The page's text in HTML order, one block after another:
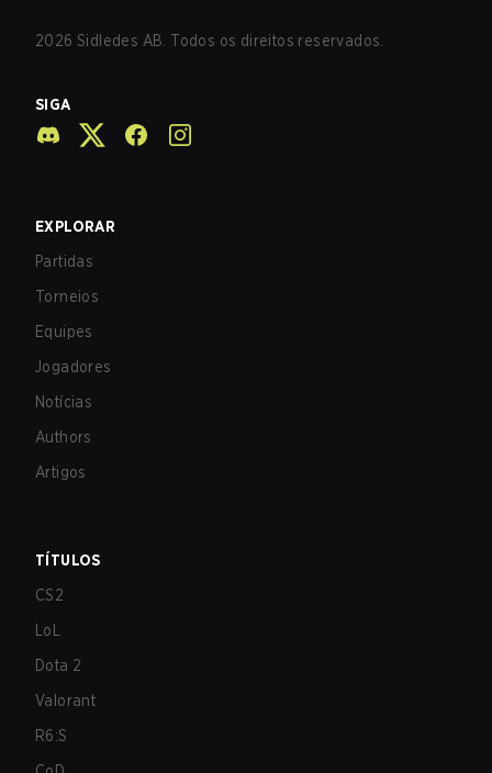
2026 Sidledes AB. Todos os direitos reservados.
SIGA
EXPLORAR
Partidas
Torneios
Equipes
Jogadores
Notícias
Authors
Artigos
TÍTULOS
CS2
LoL
Dota 2
Valorant
R6:S